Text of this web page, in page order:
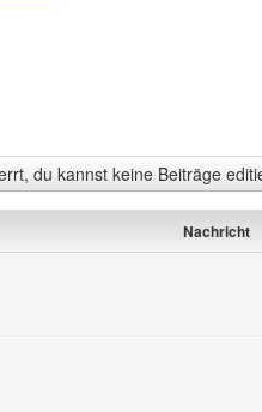
du kannst keine Beiträge
Nachricht